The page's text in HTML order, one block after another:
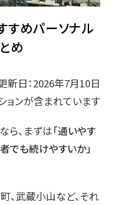
すめパーソナル
め
新日：2026年7月10日
ョンが含まれています
ら、まずは「通いやす
でも続けやすいか」
、武蔵小山など、それ